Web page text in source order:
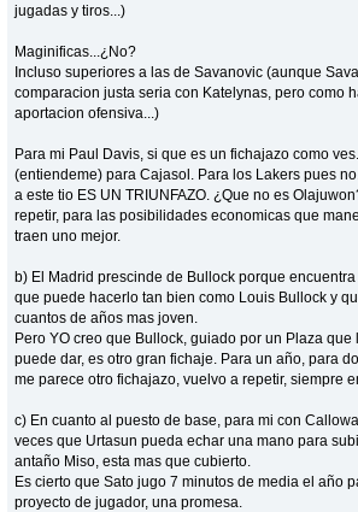
jugadas y tiros...)
Maginificas...¿No?
Incluso superiores a las de Savanovic (aunque
comparacion justa seria con Katelynas, pero como
aportacion ofensiva...)
Para mi Paul Davis, si que es un fichajazo como
(entiendeme) para Cajasol. Para los Lakers pues
a este tio ES UN TRIUNFAZO. ¿Que no es
repetir, para las posibilidades economicas que
traen uno mejor.
b) El Madrid prescinde de Bullock porque
que puede hacerlo tan bien como Louis Bullock y
cuantos de años mas joven.
Pero YO creo que Bullock, guiado por un Plaza que
puede dar, es otro gran fichaje. Para un año, para
me parece otro fichajazo, vuelvo a repetir, siempre
c) En cuanto al puesto de base, para mi con
veces que Urtasun pueda echar una mano para
antaño Miso, esta mas que cubierto.
Es cierto que Sato jugo 7 minutos de media el año
proyecto de jugador, una promesa.